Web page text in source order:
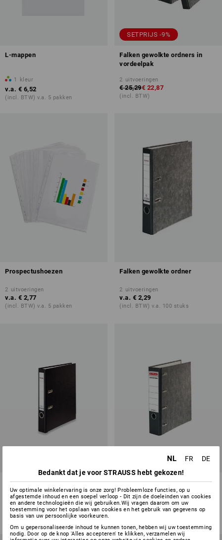
L-mappen
1 kleur
v.a. € 6,52
(incl. BTW) v.a. 5 pakken
SETPRIJS -9%
Falken gewolkte ordners in
vordeelpak
2 uitvoeringen
€ 25,29€ 22,87
(incl. BTW)
Prospectushoezen
2 uitvoeringen
v.a. € 2,77
(incl. BTW) v.a. 5 pakken
Falken gewolkte ordner
2 uitvoeringen
v.a. € 2,29
(incl. BTW) v.a. 100 stuks
Falken kunststof ordners
6 kleuren
v.a. € 2,65
(incl. BTW) v.a. 20 stuks
Herlitz dubbele ordner
1 variant
v.a. € 4,83
NL FR
DE
Bedankt dat je voor STRAUSS hebt gekozen!
Uw optimale winkelervaring is onze zorg! Probleemloze functies, op u
afgestemde inhoud en een soepel verloop - Dit zijn de doeleinden van cookies
en andere technologieën die wij gebruiken.Wij vragen daarom om uw
toestemming voor het opslaan van cookies en het gebruik van gegevens op
basis van uw persoonlijke voorkeuren.
Om u gepersonaliseerde inhoud te kunnen tonen, hebben wij uw toestemming
nodig. Door op de knop 'Alles accepteren' te klikken, verzamelen wij